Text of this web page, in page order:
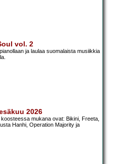
vol. 2
ja laulaa suomalaista musiikkia
2026
mukana ovat: Bikini, Freeta,
Hanhi, Operation Majority ja